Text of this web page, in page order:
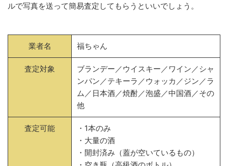
ルで写真を送って簡易査定してもらうといいでしょう。
業者名 福ちゃん
査定対象
ブランデー／ウイスキー／ワイン／シャ
ンパン／テキーラ／ウォッカ／ジン／ラ
ム／日本酒／焼酎／泡盛／中国酒／その
他
査定可能
・1本のみ
・大量の酒
・開封済み（蓋が空いているもの）